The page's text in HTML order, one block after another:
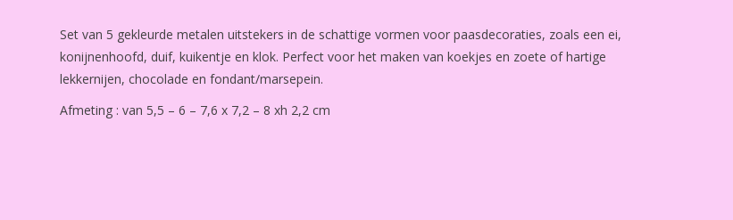
Set van 5 gekleurde metalen uitstekers in de schattige vormen voor paasdecoraties, zoals een ei,
konijnenhoofd, duif, kuikentje en klok. Perfect voor het maken van koekjes en zoete of hartige
lekkernijen, chocolade en fondant/marsepein.
Afmeting : van 5,5 – 6 – 7,6 x 7,2 – 8 xh 2,2 cm